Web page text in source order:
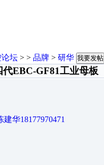
论坛 > > 品牌 > 研华 我要发帖
EBC-GF81工业母板
华18177970471